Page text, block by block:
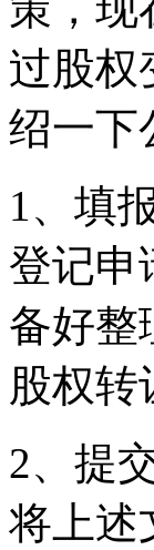
过股权
绍一下
1、填
登记申
备好整
股权转
2、提
将上述